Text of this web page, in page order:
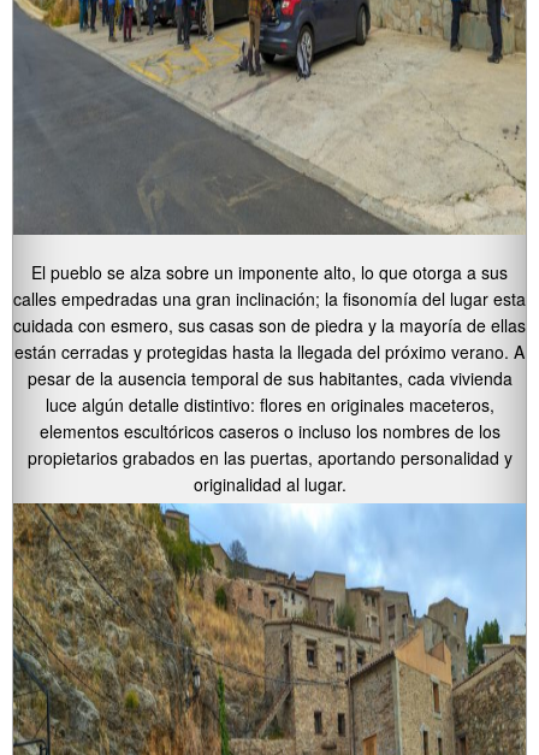
El pueblo se alza sobre un imponente alto, lo que otorga a sus
calles empedradas una gran inclinación; la fisonomía del lugar esta
cuidada con esmero, sus casas son de piedra y la mayoría de ellas
están cerradas y protegidas hasta la llegada del próximo verano. A
pesar de la ausencia temporal de sus habitantes, cada vivienda
luce algún detalle distintivo: flores en originales maceteros,
elementos escultóricos caseros o incluso los nombres de los
propietarios grabados en las puertas, aportando personalidad y
originalidad al lugar.